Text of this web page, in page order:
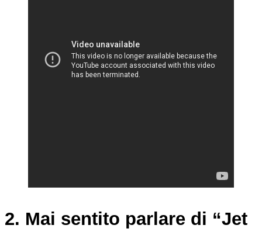
2. Mai sentito parlare di “Jet